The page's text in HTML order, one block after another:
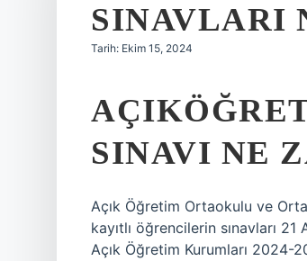
SINAVLARI
Tarih: Ekim 15, 2024
SINAVI NE
Açık Öğretim Ortaokulu ve
kayıtlı öğrencilerin sınavları
Açık Öğretim Kurumları 2024-